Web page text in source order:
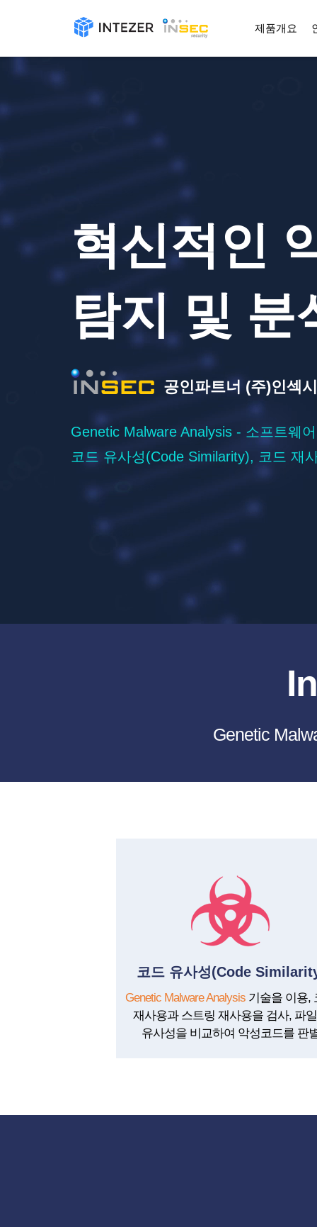
제품개요
혁신적인
탐지 및 분
공인파트너 (주)인섹
Genetic Malware Analysis - 소프트웨
코드 유사성(Code Similarity), 코드 재
Genetic
코드 유사성(Code
Genetic Malware Analysis 기술을 이용,
재사용과 스트링 재사용을 검사, 파
유사성을 비교하여 악성코드를 판